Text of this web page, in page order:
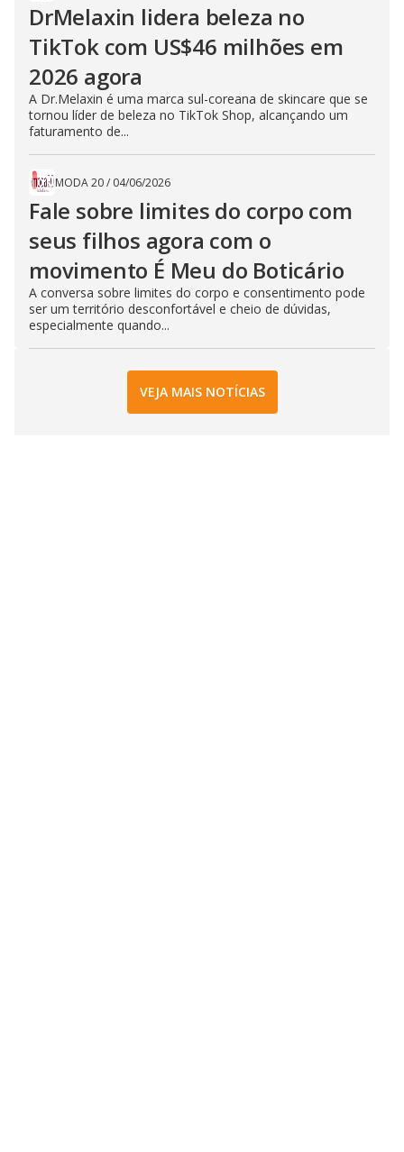
DrMelaxin lidera beleza no
TikTok com US$46 milhões em
2026 agora
A Dr.Melaxin é uma marca sul-coreana de skincare que se
tornou líder de beleza no TikTok Shop, alcançando um
faturamento de...
MODA 20/ 04/06/2026
Fale sobre limites do corpo com
seus filhos agora com o
movimento É Meu do Boticário
A conversa sobre limites do corpo e consentimento pode
ser um território desconfortável e cheio de dúvidas,
especialmente quando...
VEJA MAIS NOTÍCIAS